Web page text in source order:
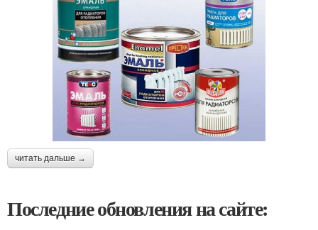
читать дальше →
Последние обновления на сайте: